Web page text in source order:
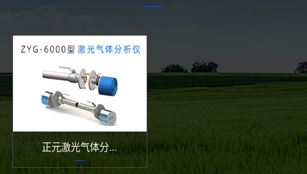
正元激光气体分...